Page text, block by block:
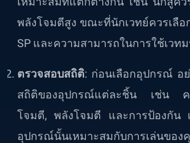
พลังโจมตีสูง ขณะที่นักเวทย์ควรเลือ
SP และความสามารถในการใช้เวท
ตรวจสอบสถิติ: ก่อนเลือกอุปกรณ์ อ
สถิติของอุปกรณ์แต่ละชิ้น เช่น คว
โจมตี, พลังโจมตี และการป้องกัน
อุปกรณ์นั้นเหมาะสมกับการเล่นของ